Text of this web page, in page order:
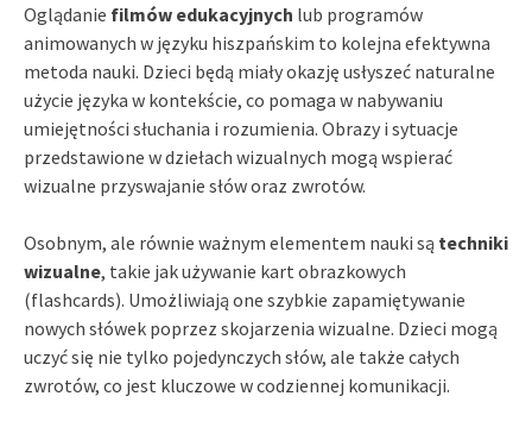
Oglądanie filmów edukacyjnych lub programów
animowanych w języku hiszpańskim to kolejna efektywna
metoda nauki. Dzieci będą miały okazję usłyszeć naturalne
użycie języka w kontekście, co pomaga w nabywaniu
umiejętności słuchania i rozumienia. Obrazy i sytuacje
przedstawione w dziełach wizualnych mogą wspierać
wizualne przyswajanie słów oraz zwrotów.
Osobnym, ale równie ważnym elementem nauki są techniki
wizualne, takie jak używanie kart obrazkowych
(flashcards). Umożliwiają one szybkie zapamiętywanie
nowych słówek poprzez skojarzenia wizualne. Dzieci mogą
uczyć się nie tylko pojedynczych słów, ale także całych
zwrotów, co jest kluczowe w codziennej komunikacji.